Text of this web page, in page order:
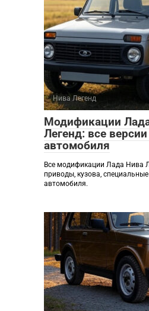
Нива Легенд
Модификации
Легенд: все
автомобиля
Все модификации Лада Нива
приводы, кузова,
автомобиля.